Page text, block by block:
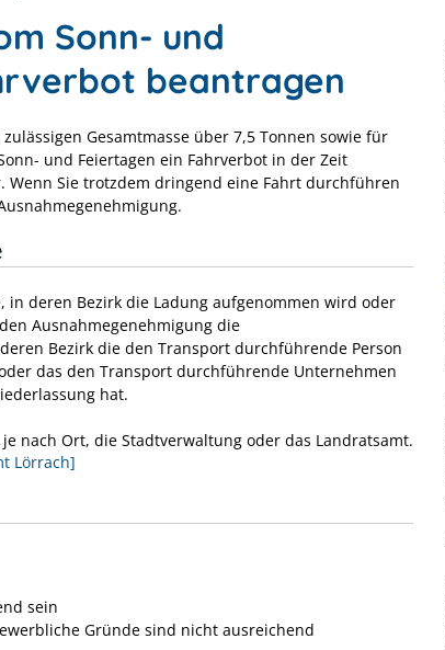
Sonn- und
beantragen
Gesamtmasse über 7,5 Tonnen sowie für
und Feiertagen ein Fahrverbot in der Zeit
Wenn Sie trotzdem dringend eine Fahrt durchführen
in deren Bezirk die Ladung aufgenommen wird oder
Ausnahmegenehmigung die
Bezirk die den Transport durchführende Person
das den Transport durchführende Unternehmen
hat.
nach Ort, die Stadtverwaltung oder das Landratsamt.
Lörrach]
sein
Gründe sind nicht ausreichend